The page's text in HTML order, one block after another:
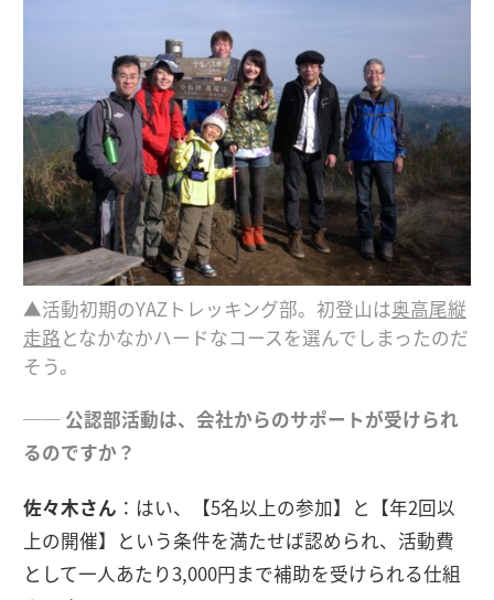
▲活動初期のYAZトレッキング部。初登山は奥高尾縦
走路となかなかハードなコースを選んでしまったのだ
そう。
── 公認部活動は、会社からのサポートが受けられ
るのですか？
佐々木さん ：はい、【5名以上の参加】と【年2回以
上の開催】という条件を満たせば認められ、活動費
として一人あたり3,000円まで補助を受けられる仕組